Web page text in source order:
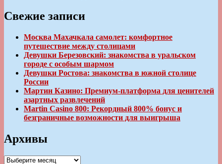
Свежие записи
Москва Махачкала самолет: комфортное
путешествие между столицами
Девушки Березовский: знакомства в уральском
городе с особым шармом
Девушки Ростова: знакомства в южной столице
России
Мартин Казино: Премиум-платформа для ценителей
азартных развлечений
Martin Casino 800: Рекордный 800% бонус и
безграничные возможности для выигрыша
Архивы
Архивы